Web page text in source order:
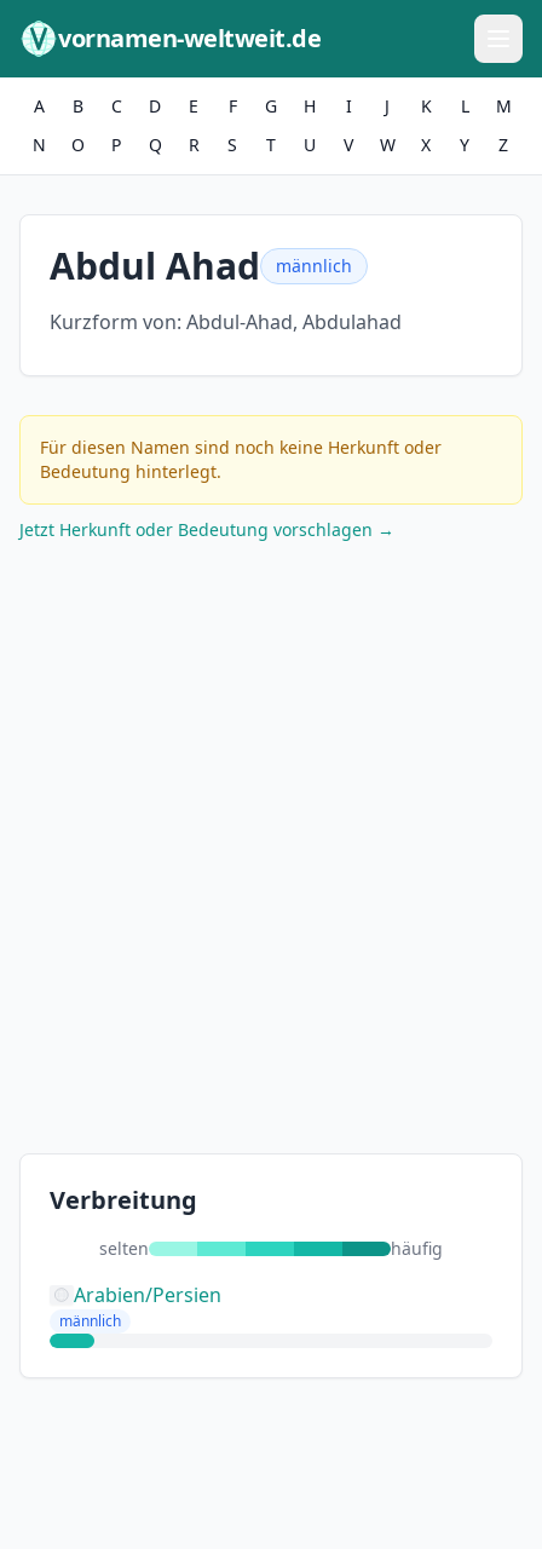
vornamen-weltweit.de
A B C D E F G H I J K L
M
N
O P Q R S T U V W X Y Z
Abdul Ahad männlich
Kurzform von: Abdul-Ahad, Abdulahad
Für diesen Namen sind noch keine Herkunft oder
Bedeutung hinterlegt.
Jetzt Herkunft oder Bedeutung vorschlagen →
Verbreitung
selten häufig
Arabien/Persien
männlich